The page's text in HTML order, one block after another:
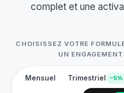
complet et une
CHOISISSEZ VOTRE
UN
Mensuel Trimestriel −5%